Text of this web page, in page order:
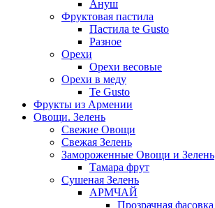
Ануш
Фруктовая пастила
Пастила te Gusto
Разное
Орехи
Орехи весовые
Орехи в меду
Te Gusto
Фрукты из Армении
Овощи. Зелень
Свежие Овощи
Свежая Зелень
Замороженные Овощи и Зелень
Тамара фрут
Сушеная Зелень
АРМЧАЙ
Прозрачная фасовка